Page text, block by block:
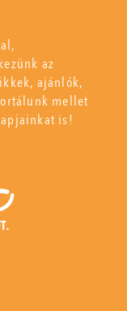
az
ajánlók,
mellet
is!